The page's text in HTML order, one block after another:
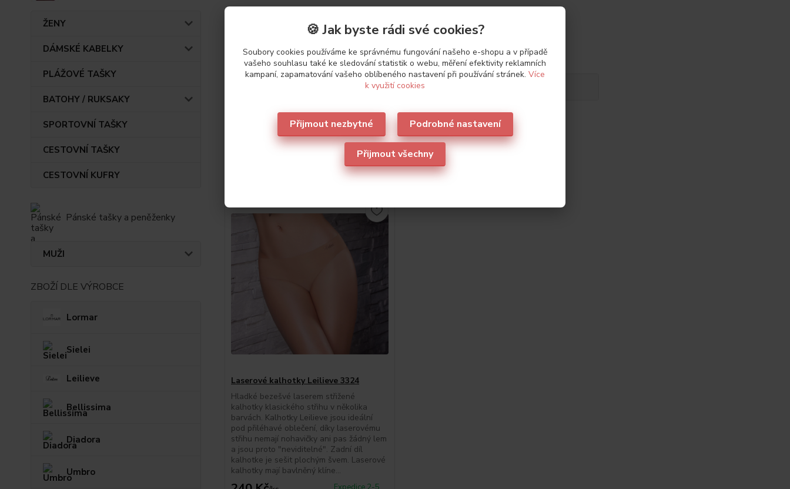
ŽENY
DÁMSKÉ KABELKY
PLÁŽOVÉ TAŠKY
BATOHY / RUKSAKY
SPORTOVNÍ TAŠKY
CESTOVNÍ TAŠKY
CESTOVNÍ KUFRY
Pánské tašky a peněženky
MUŽI
ZBOŽÍ DLE VÝROBCE
Lormar
Sielei
Leilieve
Bellissima
Diadora
Umbro
Parametry
Leilieve
1
Laserové kalhotky Leilieve 3324
Hladké bezešvé laserem střižené
kalhotky klasického střihu v několika
barvách. Kalhotky Leilieve jsou ideální
pod přiléhavé oblečení, díky laserovému
střihu nemají nohavičky ani pas žádný lem
a jsou proto "neviditelné". Zadní díl
kalhotke je sešit plochým švem. Laserové
kalhotky mají bavlněný klíne...
🍪 Jak byste rádi své cookies?
Soubory cookies používáme ke správnému fungování našeho e-shopu a v případě
vašeho souhlasu také ke sledování statistik o webu, měření efektivity reklamních
kampaní, zapamatování vašeho oblíbeného nastavení při používání stránek. Více
k využití cookies
Přijmout nezbytné Podrobné nastavení
Přijmout všechny